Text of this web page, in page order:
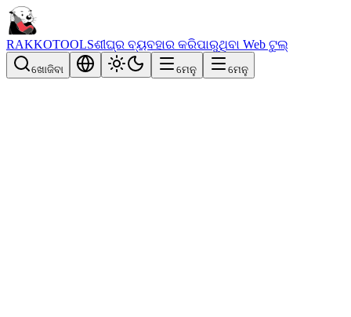
RAKKOTOOLSଶୀଘ୍ର ବ୍ୟବହାର କରିପାରୁଥିବା Web ଟୁଲ୍
ଖୋଜିବା ମେନୁ ମେନୁ